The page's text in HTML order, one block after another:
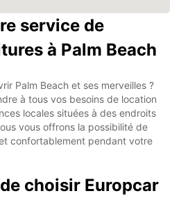
service de
à Palm Beach
Palm Beach et ses merveilles ?
à tous vos besoins de location
locales situées à des endroits
vous offrons la possibilité de
confortablement pendant votre
choisir Europcar